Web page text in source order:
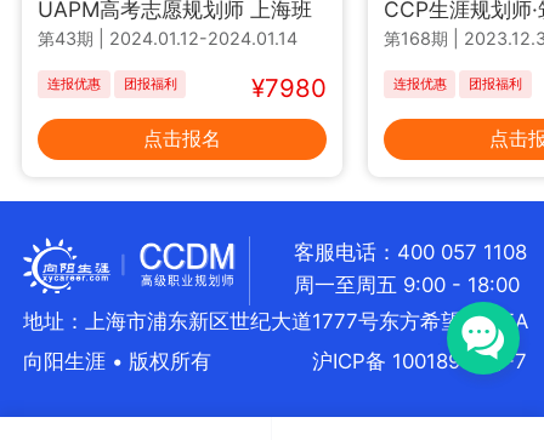
UAPM高考志愿规划师 上海班
第43期 2024.01.12-2024.01.14
连报优惠 团报福利 ¥7980
点击报名
CCP生涯规划师
第168期
连报优惠 团报福利
点击
客服电话：400 057 1108
周一至周五 9:00 - 18:00
地址：上海市浦东新区世纪大道1777号东方希望大厦5A
向阳生涯 • 版权所有
沪ICP备 10018957号-7